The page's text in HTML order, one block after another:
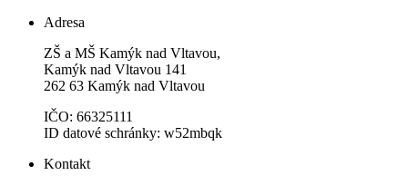
Adresa
ZŠ a MŠ Kamýk nad Vltavou,
Kamýk nad Vltavou 141
262 63 Kamýk nad Vltavou
IČO: 66325111
ID datové schránky: w52mbqk
Kontakt